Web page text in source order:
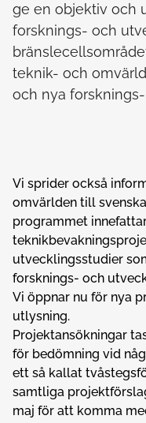
ge en objektiv och
forsknings- och
teknik- och
och nya
Vi sprider också
omvärlden till
programmet
utvecklingsstudier
forsknings- och
Vi öppnar nu för nya
utlysning.
Projektansökningar
för bedömning vid
ett så kallat
samtliga
maj för att komma